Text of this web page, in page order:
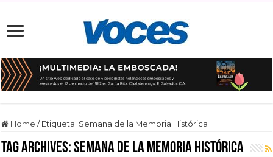
Home / Etiqueta: Semana de la Memoria Histórica
Tag Archives:Semana de la Memoria Histórica